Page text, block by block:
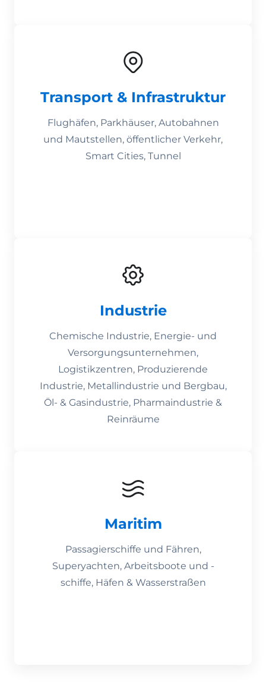
Transport & Infrastruktur
Flughäfen, Parkhäuser, Autobahnen
und Mautstellen, öffentlicher Verkehr,
Smart Cities, Tunnel
Industrie
Chemische Industrie, Energie- und
Versorgungsunternehmen,
Logistikzentren, Produzierende
Industrie, Metallindustrie und Bergbau,
Öl- & Gasindustrie, Pharmaindustrie &
Reinräume
Maritim
Passagierschiffe und Fähren,
Superyachten, Arbeitsboote und -
schiffe, Häfen & Wasserstraßen